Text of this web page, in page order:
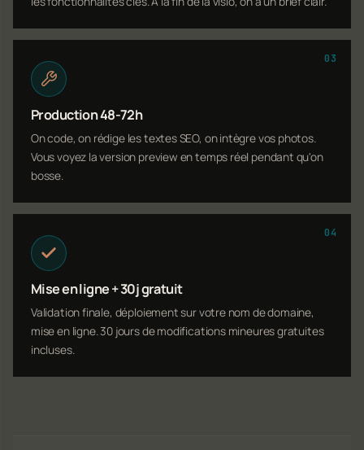
03
Production 48-72h
On code, on rédige les textes SEO, on intègre vos photos.
Vous voyez la version preview en temps réel pendant qu'on
bosse.
04
Mise en ligne + 30j gratuit
Validation finale, déploiement sur votre nom de domaine,
mise en ligne. 30 jours de modifications mineures gratuites
incluses.